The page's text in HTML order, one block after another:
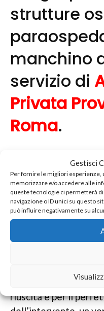
Gestisci
Per fornire le migliori esperienze,
memorizzare e/o accedere alle
queste tecnologie ci permetterà
navigazione o ID unici su questo
può influire negativamente su
strutture
manchino
servizio di
Privata
Roma.
tempi, è stata
valore, una vera
quanti i cittadini,
ditta migliore in
Provincia Di Roma
meglio.
costruito, elaborato
riuscita e per il